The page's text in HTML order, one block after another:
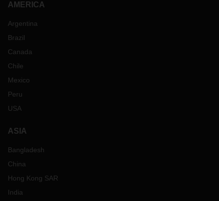
AMERICA
Argentina
Brazil
Canada
Chile
Mexico
Peru
USA
ASIA
Bangladesh
China
Hong Kong SAR
India